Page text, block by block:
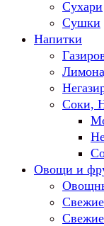
Сухари
Сушки
Напитки
Соки,
Овощи и